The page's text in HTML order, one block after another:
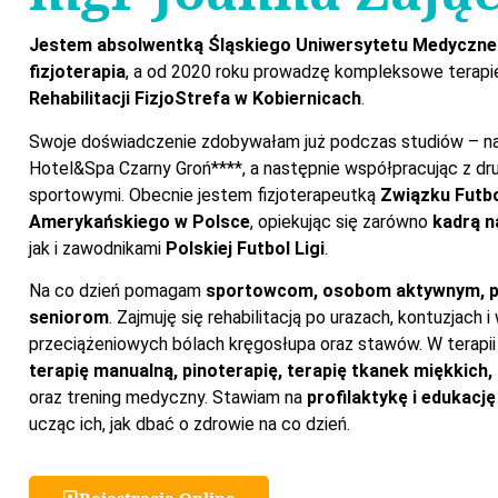
Jestem absolwentką Śląskiego Uniwersytetu
fizjoterapia, a od 2020 roku prowadzę kompleksowe
Rehabilitacji FizjoStrefa w Kobiernicach.
Swoje doświadczenie zdobywałam już podczas studiów –
Hotel&Spa Czarny Groń****, a następnie współpracując z
sportowymi. Obecnie jestem fizjoterapeutką Związku
Amerykańskiego w Polsce, opiekując się zarówno kadrą
jak i zawodnikami Polskiej Futbol Ligi.
Na co dzień pomagam sportowcom, osobom aktywnym,
seniorom. Zajmuję się rehabilitacją po urazach, kontuzjach i
przeciążeniowych bólach kręgosłupa oraz stawów. W
terapię manualną, pinoterapię, terapię tkanek miękkich,
oraz trening medyczny. Stawiam na profilaktykę i
ucząc ich, jak dbać o zdrowie na co dzień.